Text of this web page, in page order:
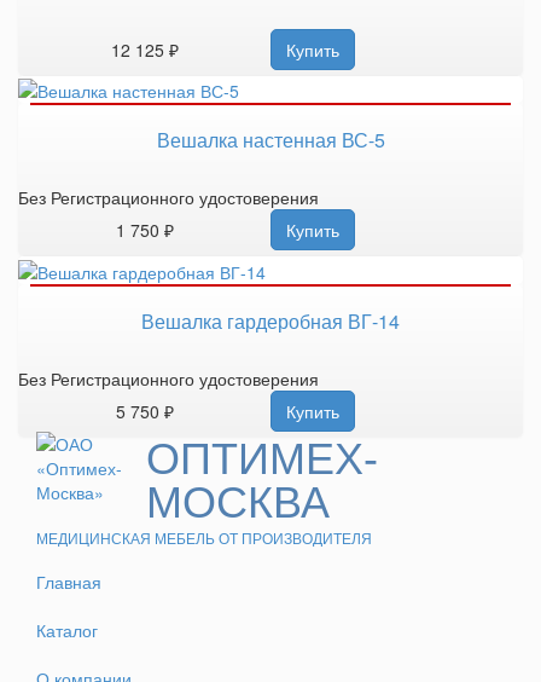
12 125 ₽ Купить
Вешалка настенная ВС-5
Без Регистрационного удостоверения
1 750 ₽
Купить
Вешалка гардеробная ВГ-14
Без Регистрационного удостоверения
5 750 ₽
Купить
ОПТИМЕХ-
МОСКВА
МЕДИЦИНСКАЯ МЕБЕЛЬ ОТ ПРОИЗВОДИТЕЛЯ
Главная
Каталог